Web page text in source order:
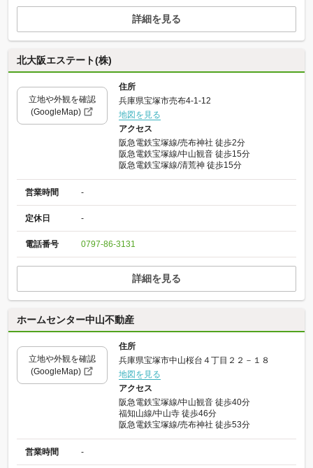
詳細を見る
北大阪エステート(株)
立地や外観を確認
(GoogleMap)
住所
兵庫県宝塚市売布4-1-12
地図を見る
アクセス
阪急電鉄宝塚線/売布神社 徒歩2分
阪急電鉄宝塚線/中山観音 徒歩15分
阪急電鉄宝塚線/清荒神 徒歩15分
営業時間 -
定休日 -
電話番号 0797-86-3131
詳細を見る
ホームセンター中山不動産
立地や外観を確認
(GoogleMap)
住所
兵庫県宝塚市中山桜台４丁目２２－１８
地図を見る
アクセス
阪急電鉄宝塚線/中山観音 徒歩40分
福知山線/中山寺 徒歩46分
阪急電鉄宝塚線/売布神社 徒歩53分
営業時間 -